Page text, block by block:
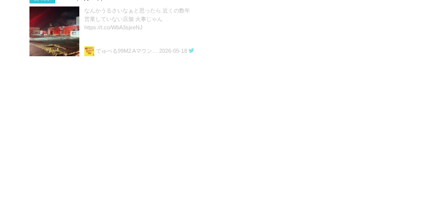
なんかうるさいなぁと思ったら 近くの数年
営業していない店舗 火事じゃん
https://t.co/WbA3sjxeNJ
2026-05-18